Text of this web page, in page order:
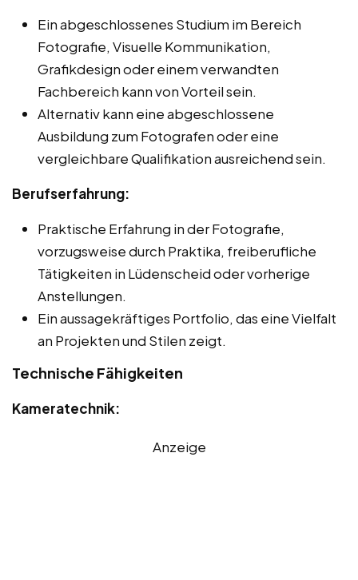
Ein abgeschlossenes Studium im Bereich
Fotografie, Visuelle Kommunikation,
Grafikdesign oder einem verwandten
Fachbereich kann von Vorteil sein.
Alternativ kann eine abgeschlossene
Ausbildung zum Fotografen oder eine
vergleichbare Qualifikation ausreichend sein.
Berufserfahrung:
Praktische Erfahrung in der Fotografie,
vorzugsweise durch Praktika, freiberufliche
Tätigkeiten in Lüdenscheid oder vorherige
Anstellungen.
Ein aussagekräftiges Portfolio, das eine Vielfalt
an Projekten und Stilen zeigt.
Technische Fähigkeiten
Kameratechnik:
Anzeige